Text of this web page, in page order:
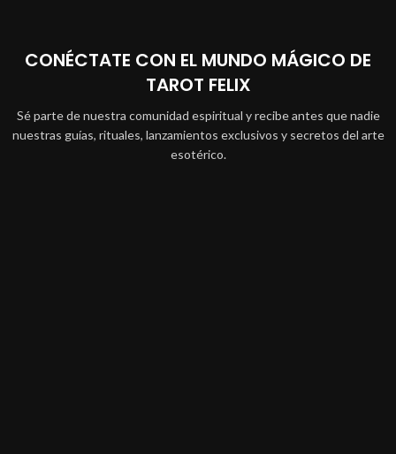
CONÉCTATE CON EL MUNDO MÁGICO DE
TAROT FELIX
Sé parte de nuestra comunidad espiritual y recibe antes que nadie
nuestras guías, rituales, lanzamientos exclusivos y secretos del arte
esotérico.